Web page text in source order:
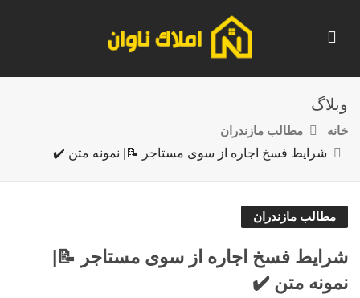
وبلاگ
خانه
مطالب مازندران
شرایط فسخ اجاره از سوی مستاجر 📝| نمونه متن ✔️
مطالب مازندران
شرایط فسخ اجاره از سوی مستاجر 📝|
نمونه متن ✔️